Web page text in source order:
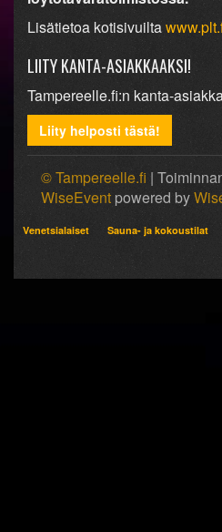
Lisätietoa kotisivuilta
LIITY KANTA-ASIAKKAAKSI!
Tampereelle.fi:n kanta-
Liity helposti tästä!
© Tampereelle.fi |
WiseEvent powered by
Venetsialaiset Sauna- ja kokoustilat